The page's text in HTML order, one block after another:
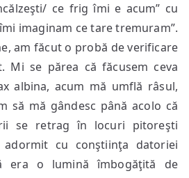
ce frig îmi e acum” cu
imaginam ce tare tremuram”.
am făcut o probă de verificare
Mi se părea că făcusem ceva
albina, acum mă umflă râsul,
să mă gândesc până acolo că
se retrag în locuri pitoreşti
cu conştiinţa datoriei
era o lumină îmbogăţită de